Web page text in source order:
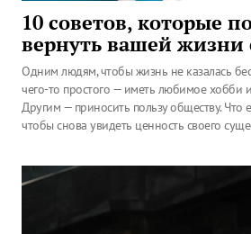
10 советов, которые
вернуть вашей жизни
Одним людям, чтобы жизнь не казалась
чего-то простого — иметь любимое хобби
Другим — приносить пользу обществу. Что
чтобы снова увидеть ценность своего